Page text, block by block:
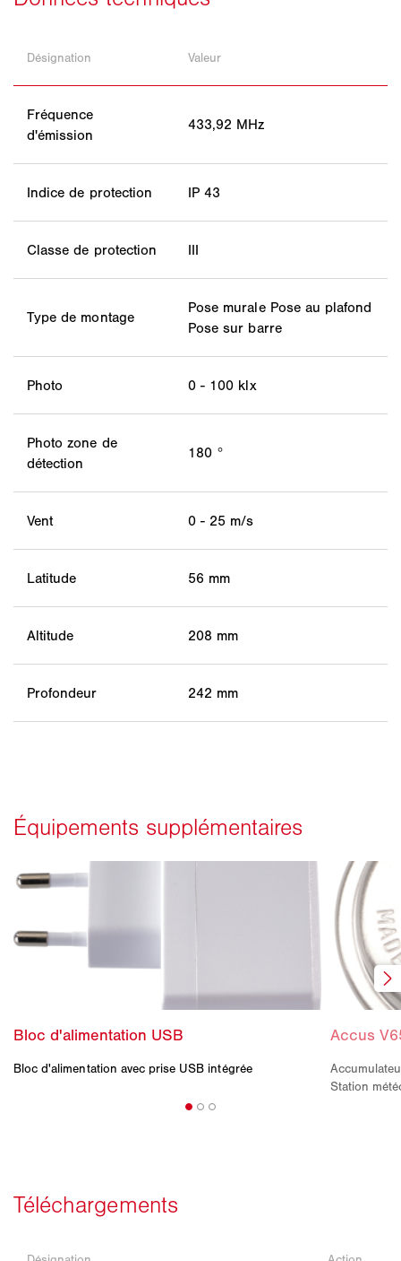
Désignation Valeur
Fréquence
d'émission
433,92 MHz
Indice de protection IP 43
Classe de protection III
Type de montage
Pose murale Pose au plafond
Pose sur barre
Photo 0 - 100 klx
Photo zone de
détection
180 °
Vent 0 - 25 m/s
Latitude 56 mm
Altitude 208 mm
Profondeur 242 mm